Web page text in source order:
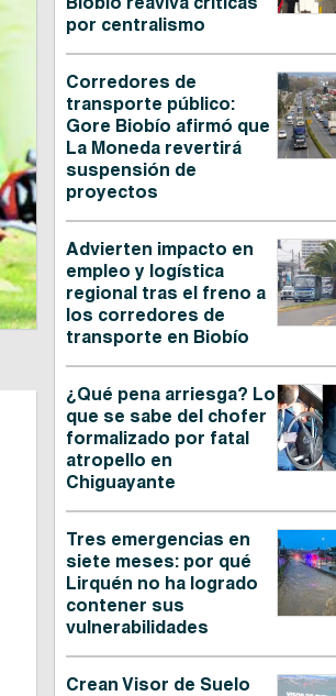
por centralismo
Corredores de
transporte público:
Gore Biobío afirmó que
La Moneda revertirá
suspensión de
proyectos
Advierten impacto en
empleo y logística
regional tras el freno a
los corredores de
transporte en Biobío
¿Qué pena arriesga? Lo
que se sabe del chofer
formalizado por fatal
atropello en
Chiguayante
Tres emergencias en
siete meses: por qué
Lirquén no ha logrado
contener sus
vulnerabilidades
Crean Visor de Suelo